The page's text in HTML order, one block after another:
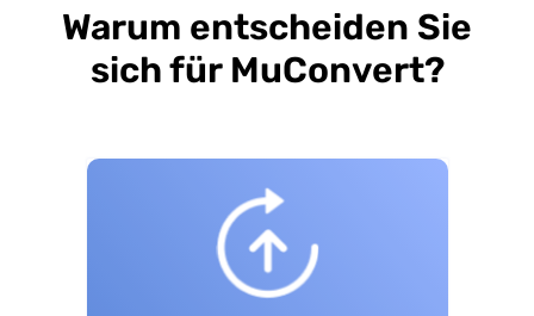
Warum entscheiden Sie
sich für MuConvert?